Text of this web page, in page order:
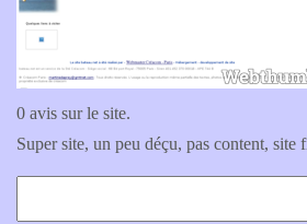
0 avis sur le site.
Super site, un peu déçu, pas content, site